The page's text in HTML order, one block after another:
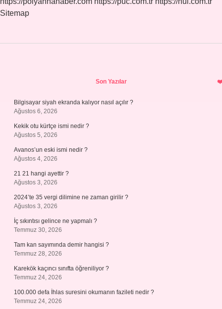
Sitemap
Son Yazılar
Bilgisayar siyah ekranda kalıyor nasıl açılır ?
Ağustos 6, 2026
Kekik otu kürtçe ismi nedir ?
Ağustos 5, 2026
Avanos’un eski ismi nedir ?
Ağustos 4, 2026
21 21 hangi ayettir ?
Ağustos 3, 2026
2024’te 35 vergi dilimine ne zaman girilir ?
Ağustos 3, 2026
İç sıkıntısı gelince ne yapmalı ?
Temmuz 30, 2026
Tam kan sayımında demir hangisi ?
Temmuz 28, 2026
Karekök kaçıncı sınıfta öğreniliyor ?
Temmuz 24, 2026
100.000 defa İhlas suresini okumanın fazileti nedir ?
Temmuz 24, 2026